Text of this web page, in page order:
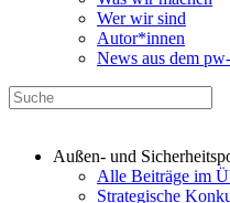
Wer wir sind
Autor*innen
News aus dem
Außen- und
Alle Beiträge im
Strategische